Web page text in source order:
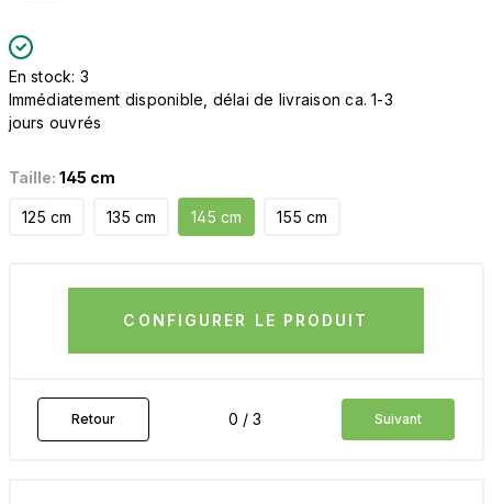
En stock: 3
Immédiatement disponible, délai de livraison ca. 1-3
jours ouvrés
Taille: 145 cm
125 cm 135 cm 145 cm 155 cm
CONFIGURER LE PRODUIT
Retour 0 / 3 Suivant